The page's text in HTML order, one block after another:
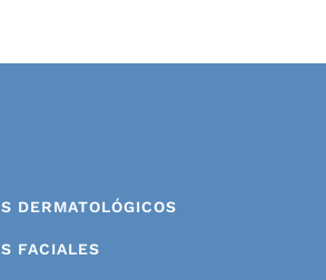
DERMATOLÓGICOS
FACIALES